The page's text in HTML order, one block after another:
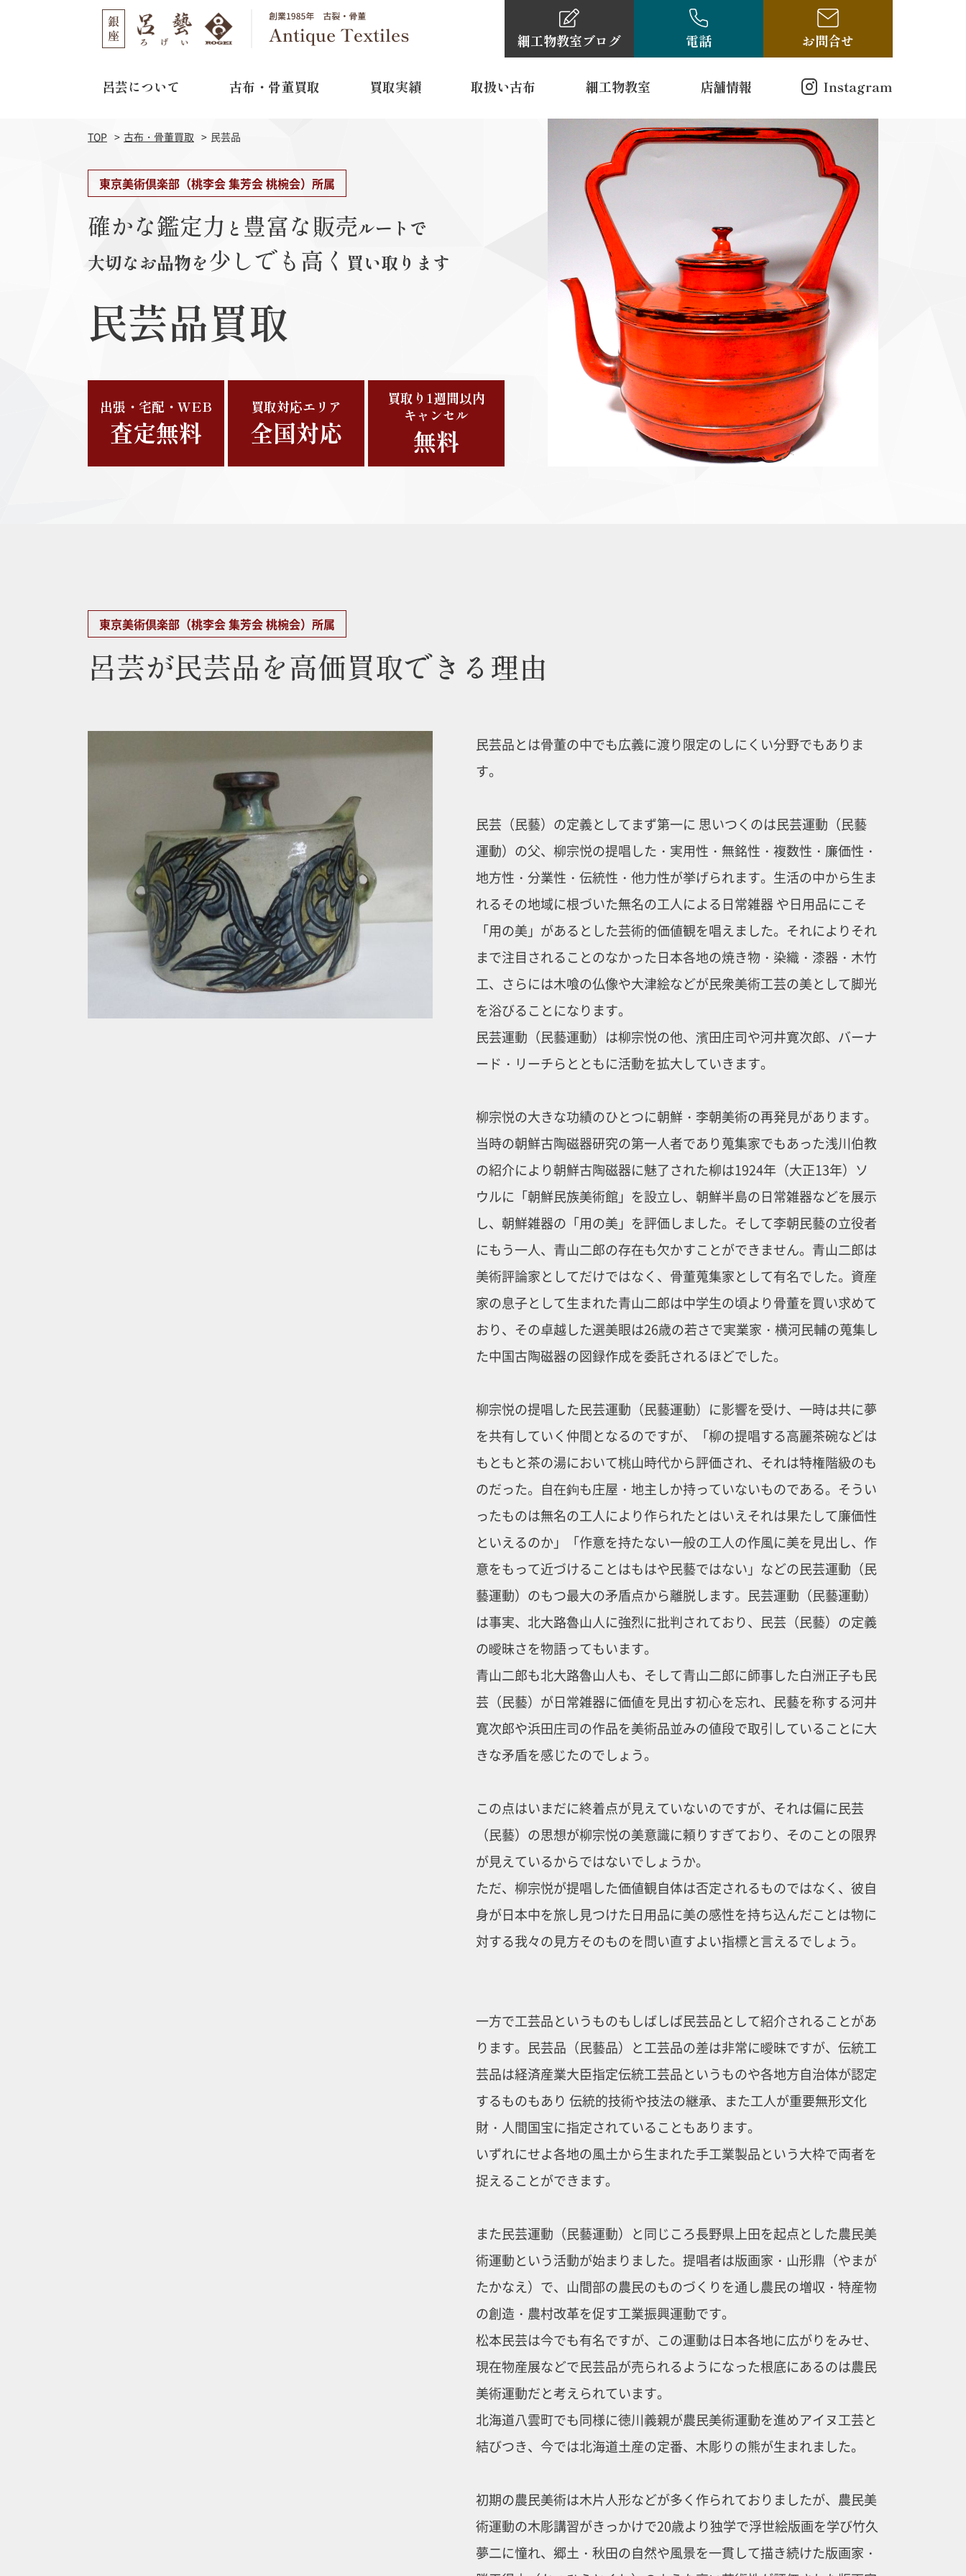
細工物教室ブログ 電話
店舗のご案内
TEL 03-3562-1301
水曜日・木曜日
古布・骨董品買取依頼の方（電話受付のみ）
0120-410-314
11:00～16:00
水曜日・木曜日
お問合せ
呂芸について
呂芸について
古布・骨董買取
古布・骨董買取
買取の流れ
よくある質問
買取実績 取扱い古布
江戸期刺繍 明治期 裾模様 江戸縮緬 和更紗
丹波布 ヨーロッパ更紗 藍染
細工物教室
細工物教室ブログ
店舗情報
店舗情報
Instagram
TOP 古布・骨董買取 民芸品
東京美術倶楽部（桃李会 集芳会 桃椀会）所属
確かな鑑定力 と 豊富な販売ルートで
大切なお品物を少しでも高く 買い取ります
民芸品買取
出張・宅配・WEB
査定無料
買取対応エリア
全国対応
買取り1週間以内
キャンセル
無料
東京美術倶楽部（桃李会 集芳会 桃椀会）所属
呂芸が民芸品を高価買取できる理由
民芸品とは骨董の中でも広義に渡り限定のしにくい分野でもありま
す。
民芸（民藝）の定義としてまず第一に 思いつくのは民芸運動（民藝
運動）の父、柳宗悦の提唱した・実用性・無銘性・複数性・廉価性・
地方性・分業性・伝統性・他力性が挙げられます。生活の中から生ま
れるその地域に根づいた無名の工人による日常雑器 や日用品にこそ
「用の美」があるとした芸術的価値観を唱えました。それによりそれ
まで注目されることのなかった日本各地の焼き物・染織・漆器・木竹
工、さらには木喰の仏像や大津絵などが民衆美術工芸の美として脚光
を浴びることになります。
民芸運動（民藝運動）は柳宗悦の他、濱田庄司や河井寛次郎、バーナ
ード・リーチらとともに活動を拡大していきます。
柳宗悦の大きな功績のひとつに朝鮮・李朝美術の再発見があります。
当時の朝鮮古陶磁器研究の第一人者であり蒐集家でもあった浅川伯教
の紹介により朝鮮古陶磁器に魅了された柳は1924年（大正13年）ソ
ウルに「朝鮮民族美術館」を設立し、朝鮮半島の日常雑器などを展示
し、朝鮮雑器の「用の美」を評価しました。そして李朝民藝の立役者
にもう一人、青山二郎の存在も欠かすことができません。青山二郎は
美術評論家としてだけではなく、骨董蒐集家として有名でした。資産
家の息子として生まれた青山二郎は中学生の頃より骨董を買い求めて
おり、その卓越した選美眼は26歳の若さで実業家・横河民輔の蒐集し
た中国古陶磁器の図録作成を委託されるほどでした。
柳宗悦の提唱した民芸運動（民藝運動）に影響を受け、一時は共に夢
を共有していく仲間となるのですが、「柳の提唱する高麗茶碗などは
もともと茶の湯において桃山時代から評価され、それは特権階級のも
のだった。自在鉤も庄屋・地主しか持っていないものである。そうい
ったものは無名の工人により作られたとはいえそれは果たして廉価性
といえるのか」「作意を持たない一般の工人の作風に美を見出し、作
意をもって近づけることはもはや民藝ではない」などの民芸運動（民
藝運動）のもつ最大の矛盾点から離脱します。民芸運動（民藝運動）
は事実、北大路魯山人に強烈に批判されており、民芸（民藝）の定義
の曖昧さを物語ってもいます。
青山二郎も北大路魯山人も、そして青山二郎に師事した白洲正子も民
芸（民藝）が日常雑器に価値を見出す初心を忘れ、民藝を称する河井
寛次郎や浜田庄司の作品を美術品並みの値段で取引していることに大
きな矛盾を感じたのでしょう。
この点はいまだに終着点が見えていないのですが、それは偏に民芸
（民藝）の思想が柳宗悦の美意識に頼りすぎており、そのことの限界
が見えているからではないでしょうか。
ただ、柳宗悦が提唱した価値観自体は否定されるものではなく、彼自
身が日本中を旅し見つけた日用品に美の感性を持ち込んだことは物に
対する我々の見方そのものを問い直すよい指標と言えるでしょう。
一方で工芸品というものもしばしば民芸品として紹介されることがあ
ります。民芸品（民藝品）と工芸品の差は非常に曖昧ですが、伝統工
芸品は経済産業大臣指定伝統工芸品というものや各地方自治体が認定
するものもあり 伝統的技術や技法の継承、また工人が重要無形文化
財・人間国宝に指定されていることもあります。
いずれにせよ各地の風土から生まれた手工業製品という大枠で両者を
捉えることができます。
また民芸運動（民藝運動）と同じころ長野県上田を起点とした農民美
術運動という活動が始まりました。提唱者は版画家・山形鼎（やまが
たかなえ）で、山間部の農民のものづくりを通し農民の増収・特産物
の創造・農村改革を促す工業振興運動です。
松本民芸は今でも有名ですが、この運動は日本各地に広がりをみせ、
現在物産展などで民芸品が売られるようになった根底にあるのは農民
美術運動だと考えられています。
北海道八雲町でも同様に徳川義親が農民美術運動を進めアイヌ工芸と
結びつき、今では北海道土産の定番、木彫りの熊が生まれました。
初期の農民美術は木片人形などが多く作られておりましたが、農民美
術運動の木彫講習がきっかけで20歳より独学で浮世絵版画を学び竹久
夢二に憧れ、郷土・秋田の自然や風景を一貫して描き続けた版画家・